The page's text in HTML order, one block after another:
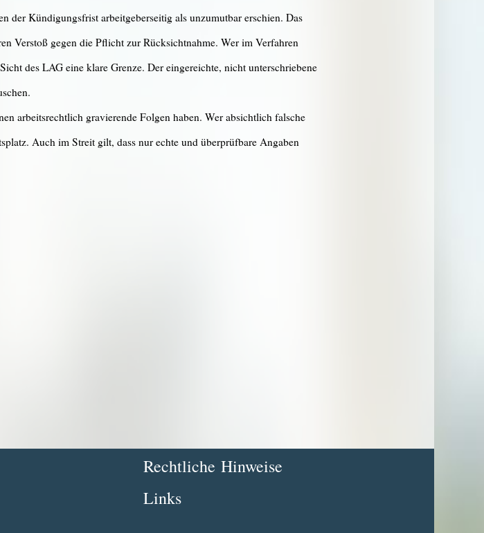
der Kündigungsfrist arbeitgeberseitig als unzumutbar erschien. Das
Verstoß gegen die Pflicht zur Rücksichtnahme. Wer im Verfahren
des LAG eine klare Grenze. Der eingereichte, nicht unterschriebene
arbeitsrechtlich gravierende Folgen haben. Wer absichtlich falsche
Auch im Streit gilt, dass nur echte und überprüfbare Angaben
Rechtliche Hinweise
Links